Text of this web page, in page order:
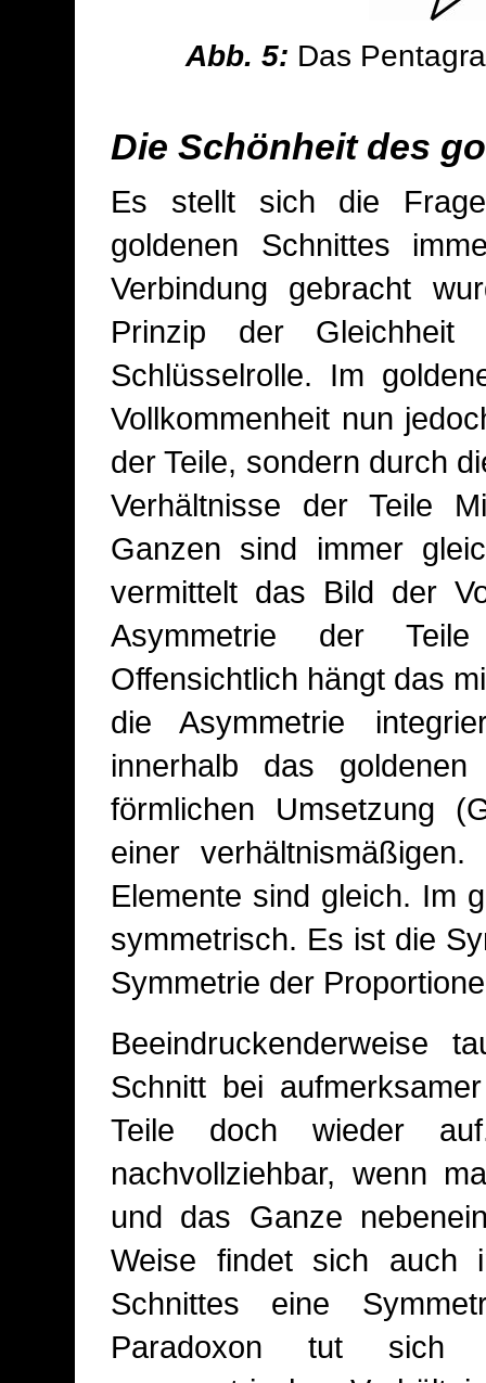
Abb. 5: Das
Die Schönheit des
Es stellt sich die
goldenen Schnittes
Verbindung gebracht
Prinzip der
Schlüsselrolle. Im
Vollkommenheit nun
der Teile, sondern durch
Verhältnisse der Teile
Ganzen sind immer
vermittelt das Bild der
Asymmetrie der
Offensichtlich hängt das
die Asymmetrie
innerhalb das
förmlichen Umsetzung
einer
Elemente sind gleich. Im
symmetrisch. Es ist die
Symmetrie der
Beeindruckenderweise
Schnitt bei
Teile doch wieder
nachvollziehbar, wenn
und das Ganze
Weise findet sich auch
Schnittes eine
Paradoxon tut sich